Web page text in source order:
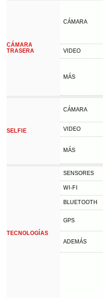
CÁMARA
TRASERA
CÁMARA
VIDEO
MÁS
SELFIE
CÁMARA
VIDEO
MÁS
TECNOLOGÍAS
SENSORES
WI-FI
BLUETOOTH
GPS
ADEMÁS